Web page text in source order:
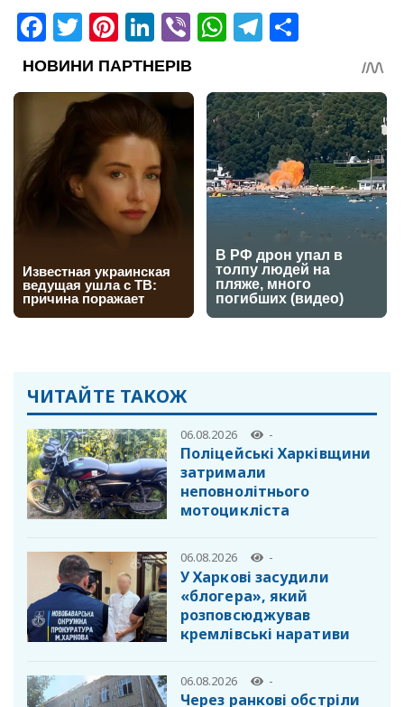
Facebook
Twitter
Pinterest
LinkedIn
ViberWhatsApp
Telegram
ЧИТАЙТЕ ТАКОЖ
06.08.2026 -
Поліцейські Харківщини
затримали
неповнолітнього
мотоцикліста
06.08.2026 -
У Харкові засудили
«блогера», який
розповсюджував
кремлівські наративи
06.08.2026 -
Через ранкові обстріли